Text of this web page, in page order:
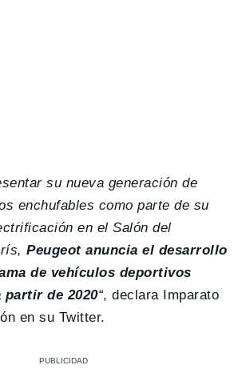
su nueva generación de
enchufables como parte de su
en el Salón del
Peugeot anuncia el desarrollo
de vehículos deportivos
de 2020“, declara Imparato
en su Twitter.